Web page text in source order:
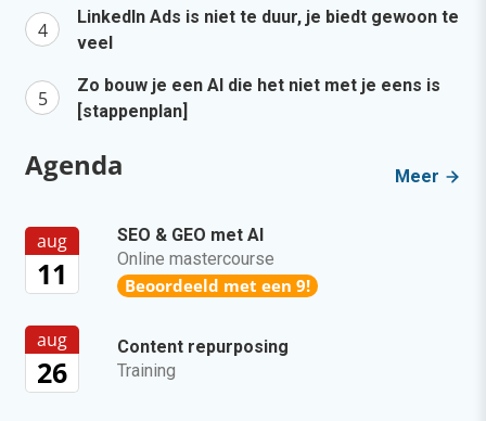
LinkedIn Ads is niet te duur, je biedt gewoon te
veel
Zo bouw je een AI die het niet met je eens is
[stappenplan]
Agenda Meer
aug
11
SEO & GEO met AI
Online mastercourse
Beoordeeld met een 9!
aug
26
Content repurposing
Training